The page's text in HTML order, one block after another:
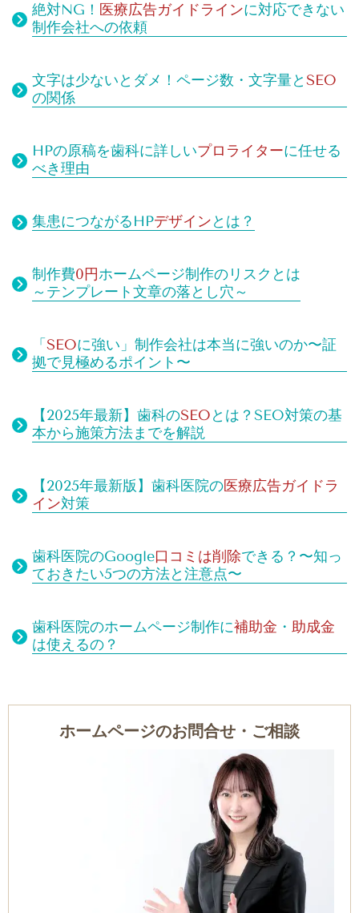
絶対NG！ 医療広告ガイドラインに対応できない
制作会社への依頼
文字は少ないとダメ！ ページ数・文字量とSEO
の関係
HPの原稿を歯科に詳しいプロライターに任せる
べき理由
集患につながるHPデザインとは？
制作費0円ホームページ制作のリスクとは
～テンプレート文章の落とし穴～
「 SEOに強い」制作会社は本当に強いのか〜証
拠で見極めるポイント〜
【2025年最新】歯科のSEOとは？SEO対策の基
本から施策方法までを解説
【2025年最新版】歯科医院の医療広告ガイドラ
イン対策
歯科医院のGoogle口コミは削除できる？ 〜知っ
ておきたい5つの方法と注意点〜
歯科医院のホームページ制作に補助金 ・ 助成金
は使えるの？
ホームページのお問合せ・ご相談